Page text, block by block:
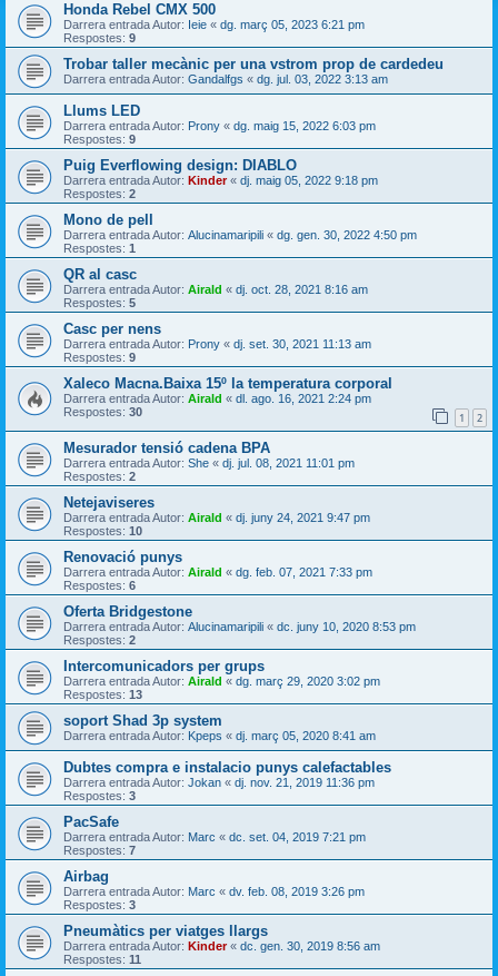
Honda Rebel CMX 500
Darrera entrada Autor: Ieie « dg. març 05, 2023 6:21 pm
Respostes: 9
Trobar taller mecànic per una vstrom prop de cardedeu
Darrera entrada Autor: Gandalfgs « dg. jul. 03, 2022 3:13 am
Llums LED
Darrera entrada Autor: Prony « dg. maig 15, 2022 6:03 pm
Respostes: 9
Puig Everflowing design: DIABLO
Darrera entrada Autor: Kinder« dj. maig 05, 2022 9:18 pm
Respostes: 2
Mono de pell
Darrera entrada Autor: Alucinamaripili « dg. gen. 30, 2022 4:50 pm
Respostes: 1
QR al casc
Darrera entrada Autor: Airald « dj. oct. 28, 2021 8:16 am
Respostes: 5
Casc per nens
Darrera entrada Autor: Prony « dj. set. 30, 2021 11:13 am
Respostes: 9
Xaleco Macna.Baixa 15º la temperatura corporal
Darrera entrada Autor: Airald « dl. ago. 16, 2021 2:24 pm
Respostes: 30 1 2
Mesurador tensió cadena BPA
Darrera entrada Autor: She « dj. jul. 08, 2021 11:01 pm
Respostes: 2
Netejaviseres
Darrera entrada Autor: Airald « dj. juny 24, 2021 9:47 pm
Respostes: 10
Renovació punys
Darrera entrada Autor: Airald « dg. feb. 07, 2021 7:33 pm
Respostes: 6
Oferta Bridgestone
Darrera entrada Autor: Alucinamaripili « dc. juny 10, 2020 8:53 pm
Respostes: 2
Intercomunicadors per grups
Darrera entrada Autor: Airald « dg. març 29, 2020 3:02 pm
Respostes: 13
soport Shad 3p system
Darrera entrada Autor: Kpeps « dj. març 05, 2020 8:41 am
Dubtes compra e instalacio punys calefactables
Darrera entrada Autor: Jokan « dj. nov. 21, 2019 11:36 pm
Respostes: 3
PacSafe
Darrera entrada Autor: Marc « dc. set. 04, 2019 7:21 pm
Respostes: 7
Airbag
Darrera entrada Autor: Marc « dv. feb. 08, 2019 3:26 pm
Respostes: 3
Pneumàtics per viatges llargs
Darrera entrada Autor: Kinder« dc. gen. 30, 2019 8:56 am
Respostes: 11